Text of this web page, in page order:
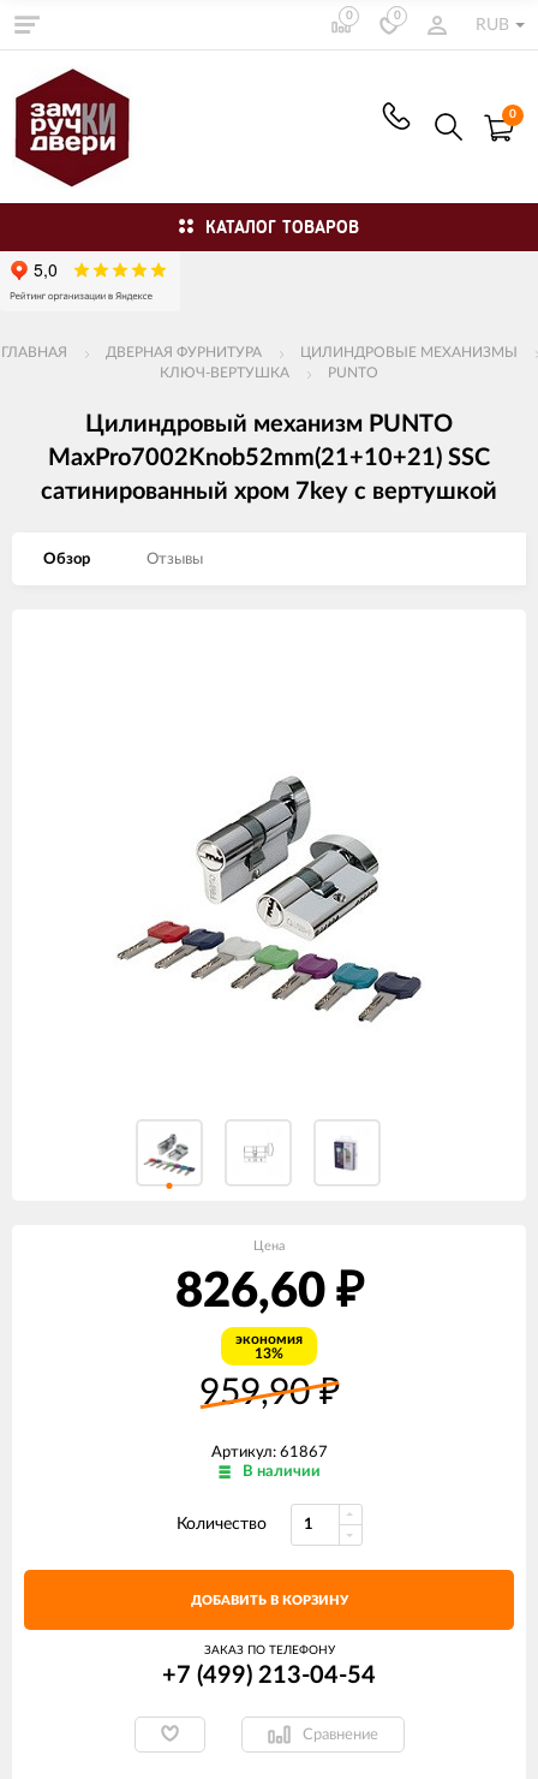
0 0
RUB
0
КАТАЛОГ ТОВАРОВ
ГЛАВНАЯ ДВЕРНАЯ ФУРНИТУРА
ЦИЛИНДРОВЫЕ МЕХАНИЗМЫ
КЛЮЧ-ВЕРТУШКА
PUNTO
Цилиндровый механизм PUNTO
MaxPro7002Knob52mm(21+10+21) SSC
сатинированный хром 7key с вертушкой
Обзор Отзывы
Цена
826,60 ₽
экономия
13%
959,90₽
Артикул: 61867
В наличии
Количество
ДОБАВИТЬ В КОРЗИНУ
ЗАКАЗ ПО ТЕЛЕФОНУ
+7 (499) 213-04-54​
Сравнение